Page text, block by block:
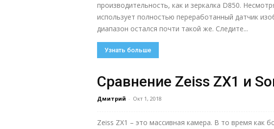
производительность, как и зеркалка D850.
использует полностью переработанный датчик
диапазон остался почти такой же. Следите...
Узнать больше
Сравнение Zeiss ZX1 и
Дмитрий - Окт 1, 2018
Zeiss ZX1 – это массивная камера. В то время как